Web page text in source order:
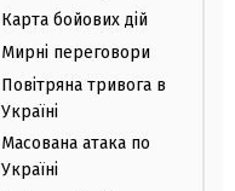
Карта бойових дій
Мирні переговори
Повітряна тривога в
Україні
Масована атака по
Україні